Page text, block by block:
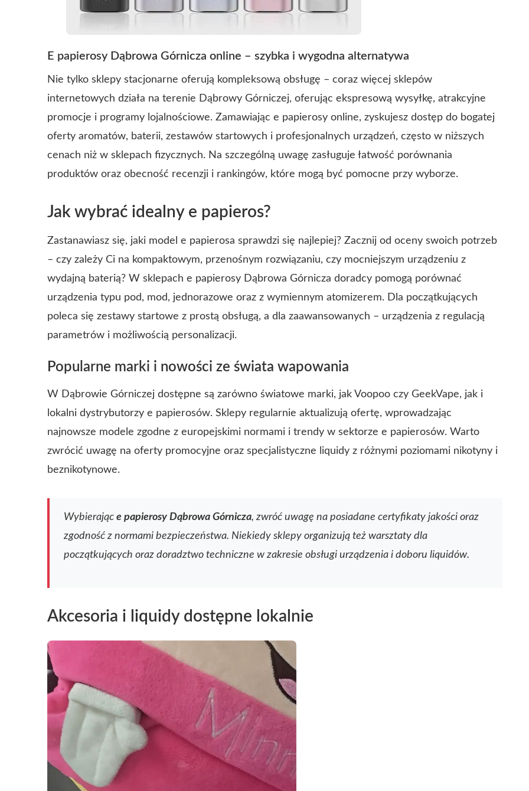
E papierosy Dąbrowa Górnicza online – szybka i wygodna alternatywa
Nie tylko sklepy stacjonarne oferują kompleksową obsługę – coraz więcej sklepów
internetowych działa na terenie Dąbrowy Górniczej, oferując ekspresową wysyłkę, atrakcyjne
promocje i programy lojalnościowe. Zamawiając e papierosy online, zyskujesz dostęp do bogatej
oferty aromatów, baterii, zestawów startowych i profesjonalnych urządzeń, często w niższych
cenach niż w sklepach fizycznych. Na szczególną uwagę zasługuje łatwość porównania
produktów oraz obecność recenzji i rankingów, które mogą być pomocne przy wyborze.
Jak wybrać idealny e papieros?
Zastanawiasz się, jaki model e papierosa sprawdzi się najlepiej? Zacznij od oceny swoich potrzeb
– czy zależy Ci na kompaktowym, przenośnym rozwiązaniu, czy mocniejszym urządzeniu z
wydajną baterią? W sklepach e papierosy Dąbrowa Górnicza doradcy pomogą porównać
urządzenia typu pod, mod, jednorazowe oraz z wymiennym atomizerem. Dla początkujących
poleca się zestawy startowe z prostą obsługą, a dla zaawansowanych – urządzenia z regulacją
parametrów i możliwością personalizacji.
Popularne marki i nowości ze świata wapowania
W Dąbrowie Górniczej dostępne są zarówno światowe marki, jak Voopoo czy GeekVape, jak i
lokalni dystrybutorzy e papierosów. Sklepy regularnie aktualizują ofertę, wprowadzając
najnowsze modele zgodne z europejskimi normami i trendy w sektorze e papierosów. Warto
zwrócić uwagę na oferty promocyjne oraz specjalistyczne liquidy z różnymi poziomami nikotyny i
beznikotynowe.
Wybierając e papierosy Dąbrowa Górnicza, zwróć uwagę na posiadane certyfikaty jakości oraz
zgodność z normami bezpieczeństwa. Niekiedy sklepy organizują też warsztaty dla
początkujących oraz doradztwo techniczne w zakresie obsługi urządzenia i doboru liquidów.
Akcesoria i liquidy dostępne lokalnie